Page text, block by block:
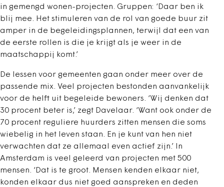
in gemengd wonen-projecten. Gruppen: ‘Daar ben ik
blij mee. Het stimuleren van de rol van goede buur zit
amper in de begeleidingsplannen, terwijl dat een van
de eerste rollen is die je krijgt als je weer in de
maatschappij komt.’
De lessen voor gemeenten gaan onder meer over de
passende mix. Veel projecten bestonden aanvankelijk
voor de helft uit begeleide bewoners. ‘Wij denken dat
30 procent beter is,’ zegt Davelaar. ‘Want ook onder de
70 procent reguliere huurders zitten mensen die soms
wiebelig in het leven staan. En je kunt van hen niet
verwachten dat ze allemaal even actief zijn.’ In
Amsterdam is veel geleerd van projecten met 500
mensen. ‘Dat is te groot. Mensen kenden elkaar niet,
konden elkaar dus niet goed aanspreken en deden